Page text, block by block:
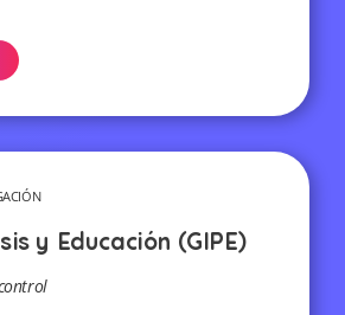
y Educación (GIPE)